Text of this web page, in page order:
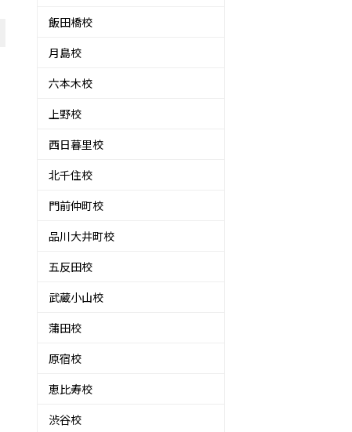
飯田橋校
月島校
六本木校
上野校
西日暮里校
北千住校
門前仲町校
品川大井町校
五反田校
武蔵小山校
蒲田校
原宿校
恵比寿校
渋谷校